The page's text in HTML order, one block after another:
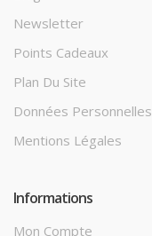
Newsletter
Points Cadeaux
Plan Du Site
Données Personnelles
Mentions Légales
Informations
Mon Compte